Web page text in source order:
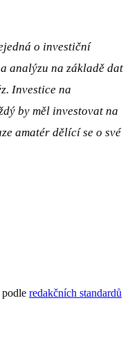
o investiční
analýzu na základě dat
Investice na
by měl investovat na
amatér dělící se o své
redakčních standardů